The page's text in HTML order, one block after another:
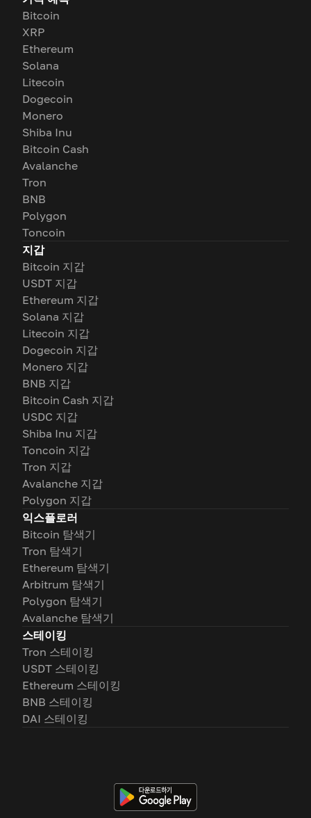
Bitcoin
XRP
Ethereum
Solana
Litecoin
Dogecoin
Monero
Shiba Inu
Bitcoin Cash
Avalanche
Tron
BNB
Polygon
Toncoin
지갑
Bitcoin 지갑
USDT 지갑
Ethereum 지갑
Solana 지갑
Litecoin 지갑
Dogecoin 지갑
Monero 지갑
BNB 지갑
Bitcoin Cash 지갑
USDC 지갑
Shiba Inu 지갑
Toncoin 지갑
Tron 지갑
Avalanche 지갑
Polygon 지갑
익스플로러
Bitcoin 탐색기
Tron 탐색기
Ethereum 탐색기
Arbitrum 탐색기
Polygon 탐색기
Avalanche 탐색기
스테이킹
Tron 스테이킹
USDT 스테이킹
Ethereum 스테이킹
BNB 스테이킹
DAI 스테이킹